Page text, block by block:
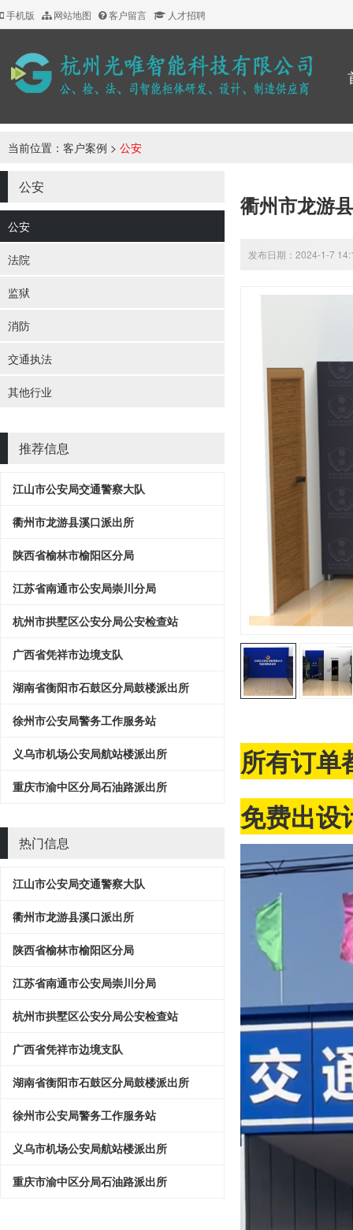
手机版 网站地图 客户留言 人才招聘
当前位置： 客户案例 > 公安
公安
公安
法院
监狱
消防
交通执法
其他行业
推荐信息
江山市公安局交通警察大队
衢州市龙游县溪口派出所
陕西省榆林市榆阳区分局
江苏省南通市公安局崇川分局
杭州市拱墅区公安分局公安检查站
广西省凭祥市边境支队
湖南省衡阳市石鼓区分局鼓楼派出所
徐州市公安局警务工作服务站
义乌市机场公安局航站楼派出所
重庆市渝中区分局石油路派出所
热门信息
江山市公安局交通警察大队
衢州市龙游县溪口派出所
陕西省榆林市榆阳区分局
江苏省南通市公安局崇川分局
杭州市拱墅区公安分局公安检查站
广西省凭祥市边境支队
湖南省衡阳市石鼓区分局鼓楼派出所
徐州市公安局警务工作服务站
义乌市机场公安局航站楼派出所
重庆市渝中区分局石油路派出所
衢州市龙游
发布日期：2024-1-7
所有订单
免费出设